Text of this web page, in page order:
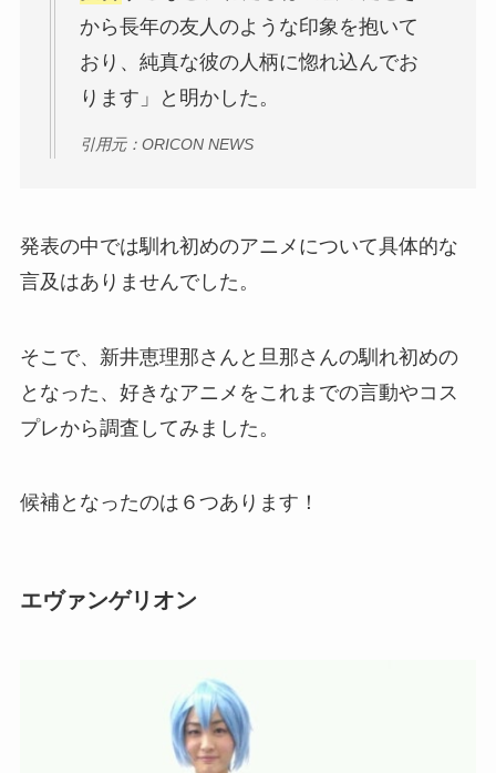
から長年の友人のような印象を抱いて
おり、純真な彼の人柄に惚れ込んでお
ります」と明かした。
引用元：ORICON NEWS
発表の中では馴れ初めのアニメについて具体的な
言及はありませんでした。
そこで、新井恵理那さんと旦那さんの馴れ初めの
となった、好きなアニメをこれまでの言動やコス
プレから調査してみました。
候補となったのは６つあります！
エヴァンゲリオン